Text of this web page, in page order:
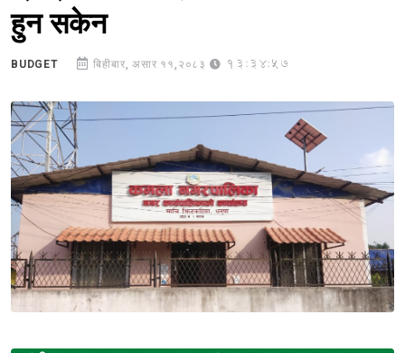
हुन सकेन
BUDGET बिहीबार, असार ११,२०८३ 13:34:57